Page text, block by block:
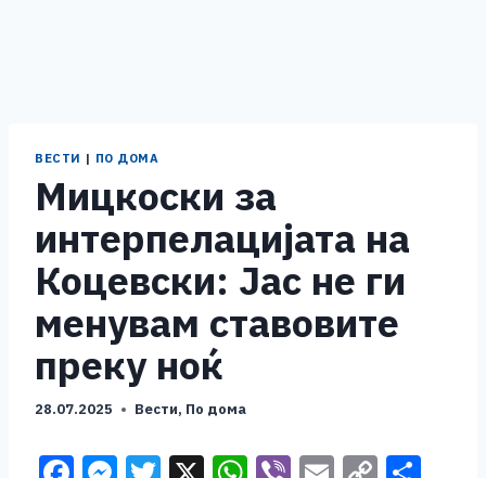
ВЕСТИ | ПО ДОМА
Мицкоски за
интерпелацијата на
Коцевски: Јас не ги
менувам ставовите
преку ноќ
28.07.2025 Вести, По дома